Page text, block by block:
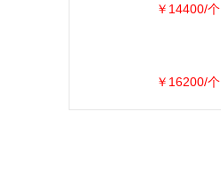
￥14400/个
￥16200/个